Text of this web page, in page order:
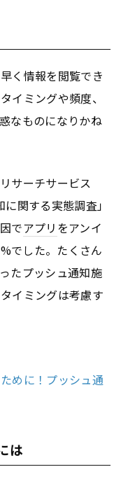
く情報を閲覧でき
イミングや頻度、
なものになりかね
サーチサービス
関する実態調査」
でアプリ をアンイ
でした。たくさん
たプッシュ通知施
イミングは考慮す
めに！プッシュ通
は